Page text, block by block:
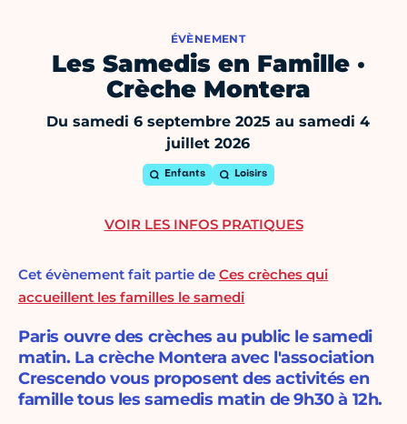
ÉVÈNEMENT
Les Samedis en Famille ·
Crèche Montera
Du samedi 6 septembre 2025 au samedi 4
juillet 2026
Enfants Loisirs
Cet évènement fait partie de Ces crèches qui
accueillent les familles le samedi
Paris ouvre des crèches au public le samedi
matin. La crèche Montera avec l'association
Crescendo vous proposent des activités en
famille tous les samedis matin de 9h30 à 12h.
VOIR LES INFOS PRATIQUES